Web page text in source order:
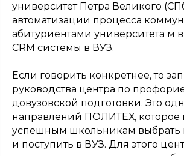
университет Петра Великого
автоматизации процесса
абитуриентами университета м
CRM системы в ВУЗ.
Если говорить конкретнее, то
руководства центра по
довузовской подготовки. Это
направлений ПОЛИТЕХ, которое
успешным школьникам выбрать
и поступить в ВУЗ. Для этого